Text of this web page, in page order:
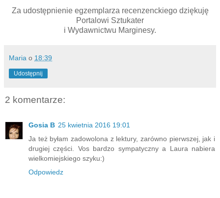
Za udostępnienie egzemplarza recenzenckiego dziękuję
Portalowi Sztukater
i Wydawnictwu Marginesy.
Maria o 18:39
Udostępnij
2 komentarze:
Gosia B 25 kwietnia 2016 19:01
Ja też byłam zadowolona z lektury, zarówno pierwszej, jak i
drugiej części. Vos bardzo sympatyczny a Laura nabiera
wielkomiejskiego szyku:)
Odpowiedz